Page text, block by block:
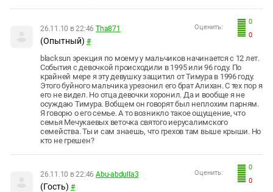
0
0
Оценить:
26.11.10 в 22:46 Tha871
(Опытный) #
blacksun эрекция по моему у мальчиков начинается с 12 лет.
События с девочкой происходили в 1995 или 96 году. По
крайней мере я эту девушку защитил от Тимура в 1996 году.
Этого буйного мальчика урезонил его брат Алихан. С тех пор я
его не видел. Но отца девочки хоронил. Да и вообще я не
осуждаю Тимура. Вобщем он говорят был неплохим парням.
Я говорю о его семье. А то возникло такое ощущение, что
семья Мечукаевых веточка святого иерусалимского
семейства. Ты и сам знаешь, что грехов там выше крыши. Но
кто не грешен?
0
0
Оценить:
26.11.10 в 22:46 Abu-abdulla3
(Гость) #